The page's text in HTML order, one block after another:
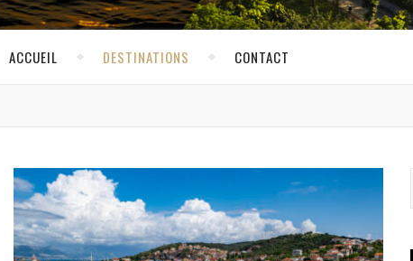
ACCUEIL DESTINATIONS CONTACT